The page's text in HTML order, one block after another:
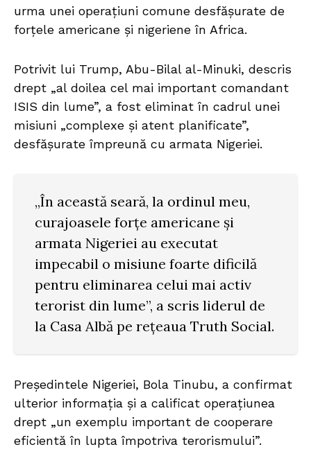
urma unei operațiuni comune desfășurate de
forțele americane și nigeriene în Africa.
Potrivit lui Trump, Abu-Bilal al-Minuki, descris
drept „al doilea cel mai important comandant
ISIS din lume”, a fost eliminat în cadrul unei
misiuni „complexe și atent planificate”,
desfășurate împreună cu armata Nigeriei.
„În această seară, la ordinul meu,
curajoasele forțe americane și
armata Nigeriei au executat
impecabil o misiune foarte dificilă
pentru eliminarea celui mai activ
terorist din lume”, a scris liderul de
la Casa Albă pe rețeaua Truth Social.
Președintele Nigeriei, Bola Tinubu, a confirmat
ulterior informația și a calificat operațiunea
drept „un exemplu important de cooperare
eficientă în lupta împotriva terorismului”.